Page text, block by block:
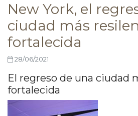
New York, el
ciudad más
fortalecida
28/06/2021
El regreso de una ciudad
fortalecida